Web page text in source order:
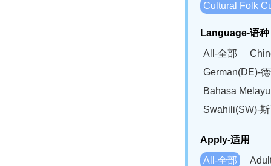
Cultural Folk
Language-语种
All-全部
German(DE)-
Bahasa
Swahili(SW)-
Apply-适用
All-全部